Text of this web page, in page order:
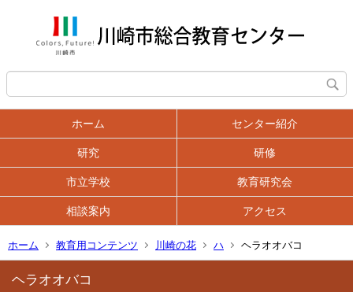
ホーム センター紹介
研究 研修
市立学校 教育研究会
相談案内 アクセス
ホーム 教育用コンテンツ 川崎の花 ハ ヘラオオバコ
ヘラオオバコ